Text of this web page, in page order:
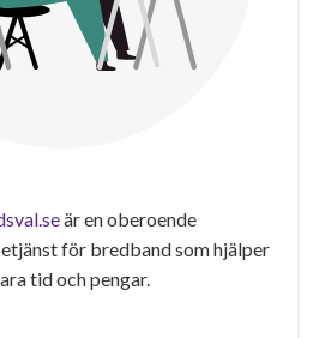
är en oberoende
för bredband som hjälper
tid och pengar.